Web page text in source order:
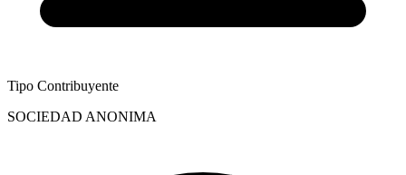
Tipo Contribuyente
SOCIEDAD ANONIMA